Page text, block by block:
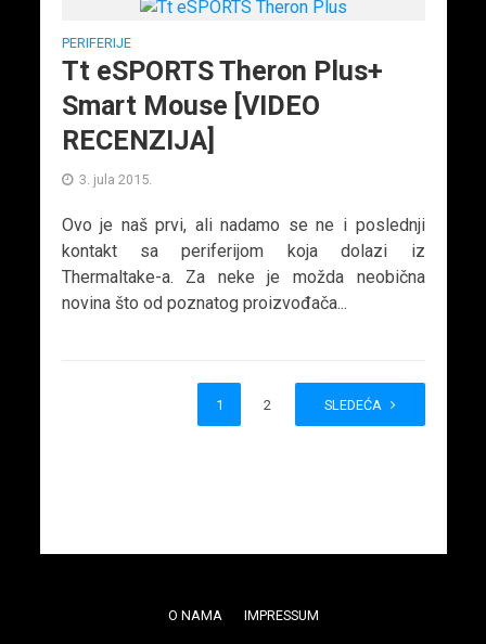
PERIFERIJE
Tt eSPORTS Theron Plus+
Smart Mouse [VIDEO
RECENZIJA]
3. jula 2015.
Ovo je naš prvi, ali nadamo se ne i poslednji
kontakt sa periferijom koja dolazi iz
Thermaltake-a. Za neke je možda neobična
novina što od poznatog proizvođača...
1 2 SLEDEĆA
O NAMA IMPRESSUM